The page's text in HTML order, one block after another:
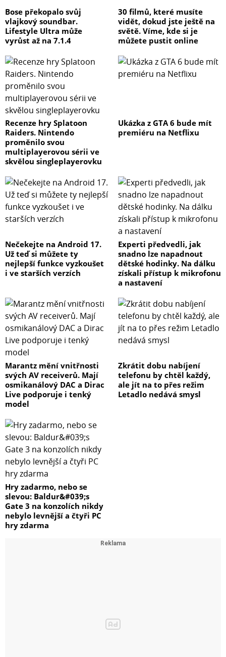
Bose překopalo svůj
vlajkový soundbar.
Lifestyle Ultra může
vyrůst až na 7.1.4
30 filmů, které musíte
vidět, dokud jste ještě na
světě. Víme, kde si je
můžete pustit online
Recenze hry Splatoon
Raiders. Nintendo
proměnilo svou
multiplayerovou sérii ve
skvělou singleplayerovku
Ukázka z GTA 6 bude mít
premiéru na Netflixu
Nečekejte na Android 17.
Už teď si můžete ty
nejlepší funkce vyzkoušet
i ve starších verzích
Experti předvedli, jak
snadno lze napadnout
dětské hodinky. Na dálku
získali přístup k mikrofonu
a nastavení
Marantz mění vnitřnosti
svých AV receiverů. Mají
osmikanálový DAC a Dirac
Live podporuje i tenký
model
Zkrátit dobu nabíjení
telefonu by chtěl každý,
ale jít na to přes režim
Letadlo nedává smysl
Hry zadarmo, nebo se
slevou: Baldur&#039;s
Gate 3 na konzolích nikdy
nebylo levnější a čtyři PC
hry zdarma